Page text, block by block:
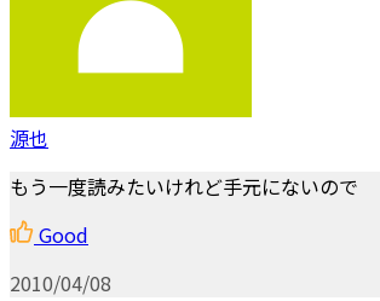
源也
もう一度読みたいけれど手元にないので
Good
2010/04/08